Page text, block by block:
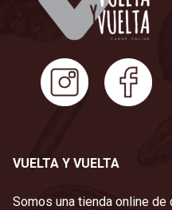
VUELTA Y VUELTA
Somos una tienda online de